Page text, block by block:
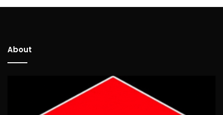
About